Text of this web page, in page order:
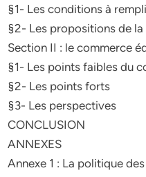
§1- Les conditions à
§2- Les propositions de la
Section II : le commerce
§1- Les points faibles du
§2- Les points forts
§3- Les perspectives
CONCLUSION
ANNEXES
Annexe 1 : La politique